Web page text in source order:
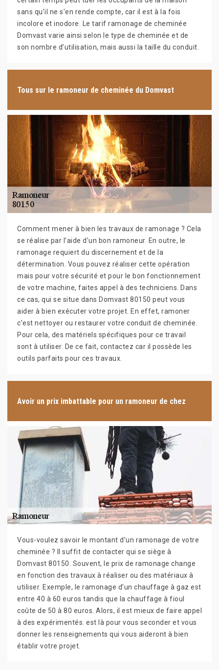
sans qu’il ne s'en rende compte, car il est à la fois
incolore et inodore. Le tarif ramonage de cheminée
Domvast varie ainsi selon le type de cheminée et de
son nombre d’utilisation, mais aussi la taille du conduit.
Tous sur le ramoneur de cheminée du Domvast
Comment mener à bien les travaux de ramonage ? Cela
se réalise par l’aide d’un bon ramoneur. En outre, le
ramonage requiert du discernement et de la
détermination. Vous pouvez réaliser cette opération
mais pour votre sécurité et pour le bon fonctionnement
de votre machine, faites appel à des techniciens. Dans
ce cas, qui se situe dans Domvast 80150 peut vous
aider à bien exécuter votre projet. En effet, ramoner
c’est nettoyer ou restaurer votre conduit de cheminée.
Pour cela, des matériels spécifiques pour ce travail
sont à utiliser. De ce fait, contactez car il possède les
outils parfaits pour ces travaux.
Avoir un prix imbattable pour un ramoneur de chez
Vous-voulez savoir le montant d’un ramonage de votre
cheminée ? Il suffit de contacter qui se siège à
Domvast 80150. Souvent, le prix de ramonage change
en fonction des travaux à réaliser ou des matériaux à
utiliser. Exemple, le ramonage d’un chauffage à gaz est
entre 40 à 60 euros tandis que la chauffage à fioul
coûte de 50 à 80 euros. Alors, il est mieux de faire appel
à des expérimentés. est là pour vous seconder et vous
donner les renseignements qui vous aideront à bien
établir votre projet.